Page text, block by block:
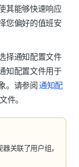
其能够快速响应
您偏好的值班安
择通知配置文件
知配置文件用于
。请参阅通知配
件。
关联了用户组，